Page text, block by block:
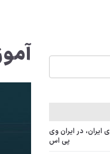
در ایران وی
پی اس